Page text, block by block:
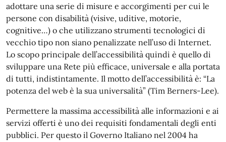
adottare una serie di misure e accorgimenti per cui le
persone con disabilità (visive, uditive, motorie,
cognitive…) o che utilizzano strumenti tecnologici di
vecchio tipo non siano penalizzate nell’uso di Internet.
Lo scopo principale dell’accessibilità quindi è quello di
sviluppare una Rete più efficace, universale e alla portata
di tutti, indistintamente. Il motto dell’accessibilità è: “La
potenza del web è la sua universalità” (Tim Berners-Lee).
Permettere la massima accessibilità alle informazioni e ai
servizi offerti è uno dei requisiti fondamentali degli enti
pubblici. Per questo il Governo Italiano nel 2004 ha